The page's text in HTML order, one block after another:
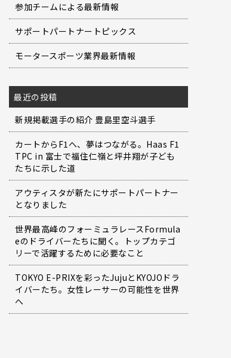
参加チームによる最新情報
サポートパートナートピックス
モータースポーツ業界最新情報
最近の投稿
新規掲載選手の紹介 豊島里空斗選手
カートからF1へ、夢はつながる。Haas F1
TPC in 富士で福住仁嶺と坪井翔が子ども
たちに示した道
アウティスタが新たにサポートパートナー
となりました
世界最高峰のフォーミュラレースFormula
eのドライバーたちに聞く。トップカテゴ
リーで活躍するために必要なこと
TOKYO E-PRIXを彩ったJujuとKYOJOドラ
イバーたち。女性レーサーの可能性を世界
へ